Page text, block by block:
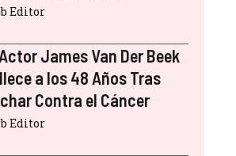
Editor
James Van Der Beek
a los 48 Años Tras
Contra el Cáncer
Editor